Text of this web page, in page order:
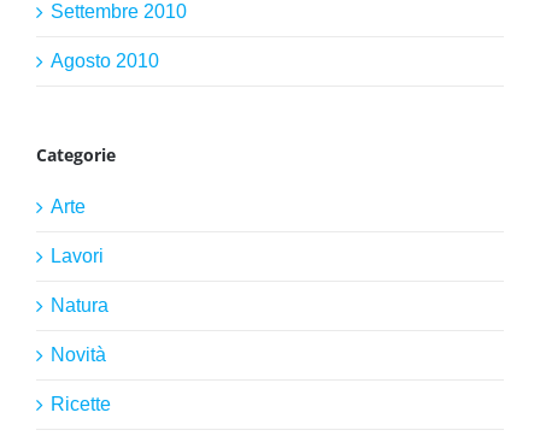
Settembre 2010
Agosto 2010
Categorie
Arte
Lavori
Natura
Novità
Ricette